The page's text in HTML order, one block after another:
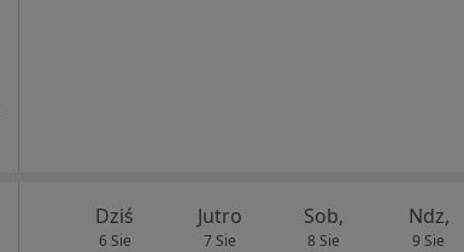
Dziś
6 Sie
Jutro
7 Sie
Sob,
8 Sie
Ndz,
9 Sie